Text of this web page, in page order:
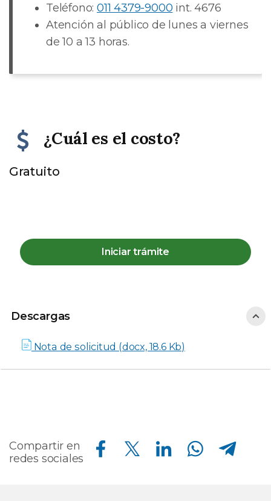
Teléfono:011 4379-9000 int. 4676
Atención al público de lunes a viernes
de 10 a 13 horas.
¿Cuál es el costo?
Gratuito
Iniciar trámite
Descargas
Nota de solicitud (docx, 18.6 Kb)
Compartir en
redes sociales
Compartir en Facebook Compartir en Twitter Compartir en Linkedin Compartir en Whatsapp